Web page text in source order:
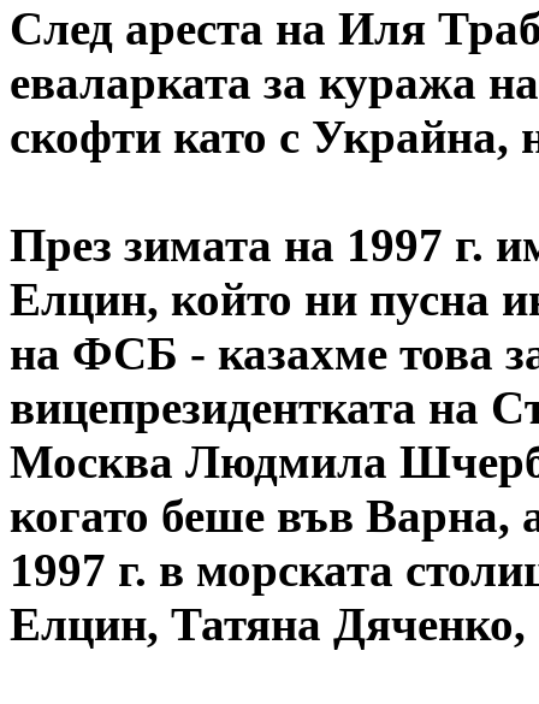
След ареста на Иля
еваларката за куража
скофти като с
През зимата на 1997 г.
Елцин, който ни пусна
на ФСБ - казахме това
вицепрезидентката на
Москва Людмила
когато беше във Варна,
1997 г. в морската
Елцин, Татяна